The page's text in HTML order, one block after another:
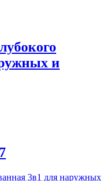
и